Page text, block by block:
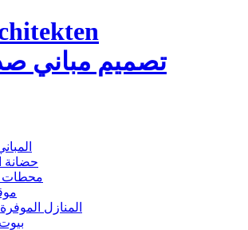
تصميم مباني
حضانة
محطات
المنازل